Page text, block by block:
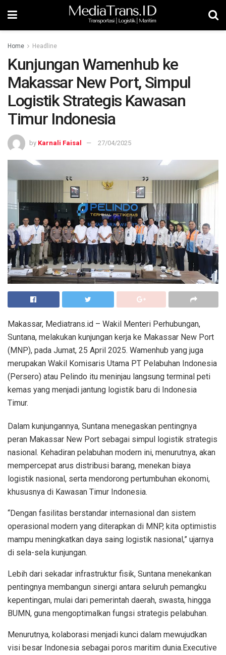
Home Headline
Kunjungan Wamenhub ke
Makassar New Port, Simpul
Logistik Strategis Kawasan
Timur Indonesia
by Karnali Faisal 27/04/2025
Makassar, Mediatrans.id – Wakil Menteri Perhubungan,
Suntana, melakukan kunjungan kerja ke Makassar New Port
(MNP), pada Jumat, 25 April 2025. Wamenhub yang juga
merupakan Wakil Komisaris Utama PT Pelabuhan Indonesia
(Persero) atau Pelindo itu meninjau langsung terminal peti
kemas yang menjadi jantung logistik baru di Indonesia
Timur.
Dalam kunjungannya, Suntana menegaskan pentingnya
peran Makassar New Port sebagai simpul logistik strategis
nasional. Kehadiran pelabuhan modern ini, menurutnya, akan
mempercepat arus distribusi barang, menekan biaya
logistik nasional, serta mendorong pertumbuhan ekonomi,
khususnya di Kawasan Timur Indonesia.
“Dengan fasilitas berstandar internasional dan sistem
operasional modern yang diterapkan di MNP, kita optimistis
mampu meningkatkan daya saing logistik nasional,” ujarnya
di sela-sela kunjungan.
Lebih dari sekadar infrastruktur fisik, Suntana menekankan
pentingnya membangun sinergi antara seluruh pemangku
kepentingan, mulai dari pemerintah daerah, swasta, hingga
BUMN, guna mengoptimalkan fungsi strategis pelabuhan.
Menurutnya, kolaborasi menjadi kunci dalam mewujudkan
visi besar Indonesia sebagai poros maritim dunia.Executive